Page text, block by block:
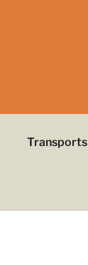
Transports